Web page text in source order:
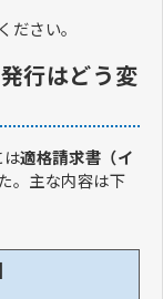
さい。
行はどう変
は適格請求書（イ
。主な内容は下